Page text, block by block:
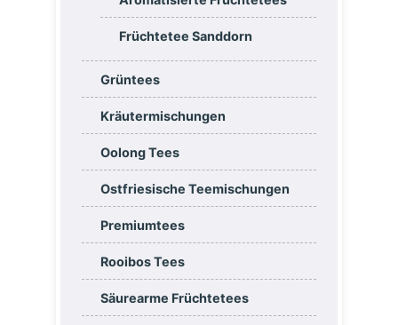
Früchtetee Sanddorn
Grüntees
Kräutermischungen
Oolong Tees
Ostfriesische Teemischungen
Premiumtees
Rooibos Tees
Säurearme Früchtetees